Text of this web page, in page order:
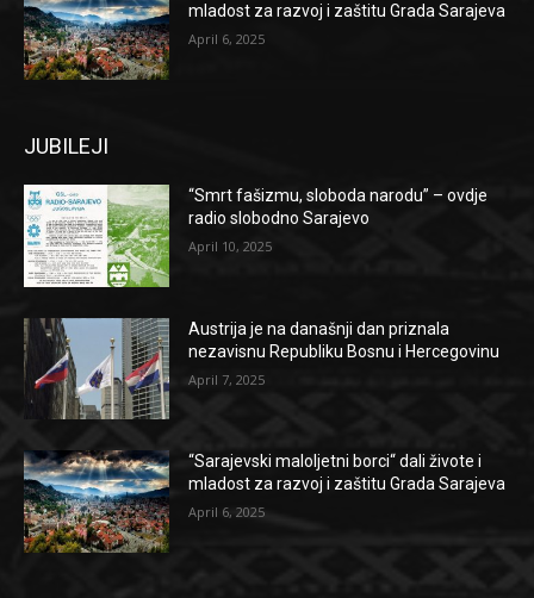
mladost za razvoj i zaštitu Grada Sarajeva
April 6, 2025
JUBILEJI
“Smrt fašizmu, sloboda narodu” – ovdje
radio slobodno Sarajevo
April 10, 2025
Austrija je na današnji dan priznala
nezavisnu Republiku Bosnu i Hercegovinu
April 7, 2025
“Sarajevski maloljetni borci“ dali živote i
mladost za razvoj i zaštitu Grada Sarajeva
April 6, 2025